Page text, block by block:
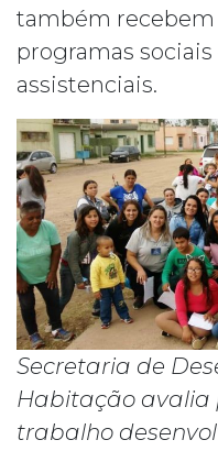
também recebem
programas
assistenciais.
Secretaria de
Habitação avalia
trabalho